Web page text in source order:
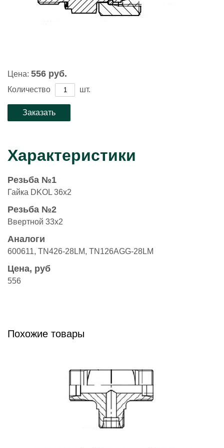
Цена: 556 руб.
Количество шт.
Характеристики
Резьба №1
Гайка DKOL 36x2
Резьба №2
Ввертной 33x2
Аналоги
600611, TN426-28LM, TN126AGG-28LM
Цена, руб
556
Похожие товары